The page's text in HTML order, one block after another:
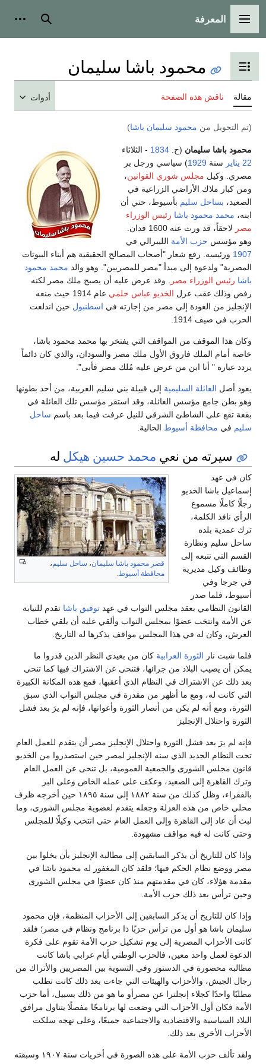
القائمة الرئيسية
المعرفة بحث
تبديل عرض جدول المحتويات
محمود باشا سليمان
مقالة ناقش هذه الصفحة أدوات
(تم التحويل من محمود سليمان باشا)
محمود باشا سليمان (ح. 1834 - الثلاثاء
22 يناير
سنة 1929) سياسي ورجل بر
مصري. وكيل مجلس شوري القوانين،‏
ومن كبار ملاك الأراضي الزراعية في
الصعيد‏، بساحل سليم بأسيوط‏، حتي أن
ابنه، محمد محمود باشا رئيس الوزراء
مصر
لاحقاً، قد ورث عنه‏ 1600‏ فدان.
وهو مؤسس حزب الأمة الليبرالي في
1907 ورئيسه. رفع شعار "أصحاب المصالح الحقيقية هم أبناء البيوتات
المصرية" ولدعوة إلى مبدأ "مصر للمصريين". وهو والد محمد محمود
باشا رئيس الوزراء مصر
. وقد عرض عليه أن يصبح ملك مصر لكنه
رفض وذلك عقب عزل الخديو عباس حلمي
عام 1914 حيث منعه
الإنجليز من العودة إلي مصر من إجازته في اسطنبول حين اندلعت
الحرب في صيف 1914.
وكان هذا الموقف من المواقف التي يفتخر بها محمد محمود باشا،
خاصة أمام الملك فاروق الأول ملك مصر والسودان، والذي كان دائماً
يردد عبارة " أنا ابن من عرض عليه مُلك مصر فأبى".
يعود أصل العائلة السليمية إلى قبيلة بني سليم العربية، من أحد بطونها
وهو بطن جامع مؤسس العائلة، وقد استقر مؤسس تلك العائلة في
بقعة تقع على الشاطئ الشرقي للنيل عرفت فيما بعد باسم ساحل
سليم في محافظة أسيوط الحالية.
سيرته من نعي محمد حسين هيكل له
قصر محمود باشا سليمان، ساحل سليم ،
محافظة أسيوط
كان في عهد
إسماعيل باشا الخديو
رجلًا كاملًا مسموع
الرأي نافذ الكلمة،
ترك عمدية بلده
ساحل سليم ونظارة
القسم التي تتبعه إلى
وظائف وكيل مديرية
في جرجا وفي
أسيوط، فلما صدر
القانون النظامي بعقد مجلس النواب في عهد توفيق باشا تقدم للنيابة
عن الأمة وانتخب عضوًا بمجلس النواب وألقي عليه أن يلقي خطاب
العرش، وكان له في هذا المجلس مواقف يذكرها له التاريخ.
فلما شبت نار الثورة العرابية كان من بعيدي النظر الذين قدروا ما
يمكن أن يصيب البلاد من جرائها، فتنحى عن الاشتراك فيها كما تنحى
بعد ذلك عن الاشتراك في النظام الذي أعقبها، فمع هذه المكانة الكبيرة
التي كانت له، ومع ما أظهر من مقدرة في مجلس النواب الذي سبق
الثورة، ومع أنه لم يكن من أنصار الثورة وأعوانها، فإنه لم يرَ بعد فشل
الثورة واحتلال الإنجليز
فإنه لم يرَ بعد فشل الثورة واحتلال الإنجليز مصر أن يتقدم للعمل العام
تحت النظام الجديد الذي سنه الإنجليز لمصر حين استصدروا من الخديو
قانون مجلس الشورى والجمعية العمومية، بل تنحى عن العمل العام
وترك القاهرة إلى الصعيد، وعكف على عمله الخاص وعلى البر
بالفقراء، وظل كذلك من سنة ١٨٨٢ إلى سنة ١٨٩٥ حين أخرجه ظرف
محلي خاص من هذه العزلة وجعله يتقدم لعضوية مجلس الشورى، وما
لبث أن عاد إلى القاهرة وإلى العمل العام حتى انتخب وكيلًا للمجلس
وحتى كانت له فيه مواقف مشهودة.
وإذا كان للتاريخ أن يذكر السابقين إلى مطالبة الإنجليز بأن يخلوا بين
مصر ووضع نظام الحكم فيها؛ فلقد كان المغفور له محمود باشا في
مقدمة هؤلاء، كان في مقدمتهم منذ كان عضوًا في مجلس الشورى
وحين ترأس بعد ذلك حزب الأمة.
وإذا كان للتاريخ أن يذكر السابقين إلى الأحزاب المنظمة، فإن محمود
سليمان باشا هو أول من ترأس حزبًا ذا برنامج ونظام في مصر؛ فلقد
كانت الأحزاب المصرية إلى يوم تشكيل حزب الأمة تقوم على فكرة
الدعوة لعمل واحد معين، فالحزب الوطني أيام عرابي باشا كانت
مطالبه محصورة في الدستور وفي التسوية بين المصريين والأتراك من
رجال الجيش، والأحزاب والهيئات التي جاءت بعد ذلك كانت تطلب
مطلبًا واحدًا كجلاء إنجلترا عن مصرأو ما هو من ذلك بسبيل، أما حزب
الأمة فكان أول الأحزاب التي وضعت لها برنامجًا مفصلًا يتناول مرافق
البلاد السياسية والاقتصادية والاجتماعية جميعًا، وعلى نهجه سلكت
الأحزاب الأخرى بعد ذلك.
ولقد تألف حزب الأمة على هذه الصورة في أخريات سنة ١٩٠٧ وسبقته